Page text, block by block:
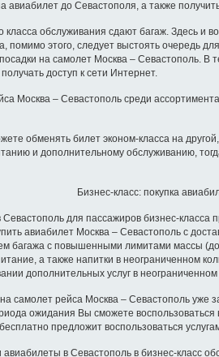
авиабилет до Севастополя, а также
обслуживания сдают багаж. Здесь
помимо этого, следует выстоять очередь
на самолет Москва – Севастополь. В
доступ к сети Интернет.
Москва – Севастополь среди
обменять билет эконом-класса на
и дополнительному обслуживанию,
Бизнес-класс: покупка
для пассажиров бизнес-класса
авиабилет Москва – Севастополь с
багажа с повышенными лимитами массы
а также напитки в неограниченном
дополнительных услуг в неограниченном
рейса Москва – Севастополь уже
ожидания Вы сможете
предложит воспользоваться
в Севастополь в бизнес-класс